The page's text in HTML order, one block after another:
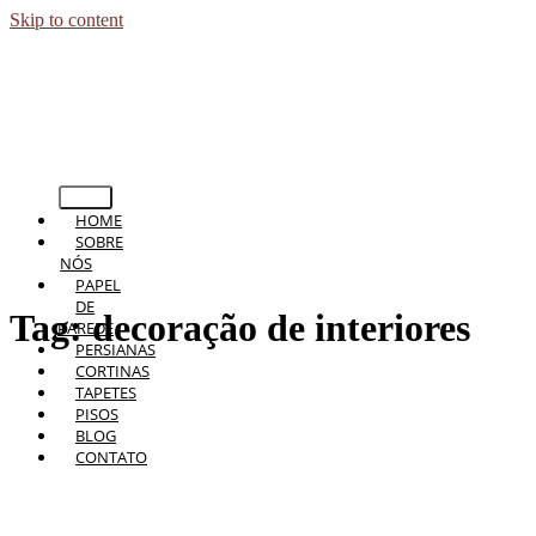
Skip to content
HOME
SOBRE
NÓS
PAPEL
DE
PAREDE
PERSIANAS
CORTINAS
TAPETES
PISOS
BLOG
CONTATO
Tag:decoração de interiores